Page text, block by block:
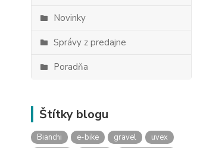
Novinky
Správy z predajne
Poradňa
Štítky blogu
Bianchi e-bike gravel
uvex